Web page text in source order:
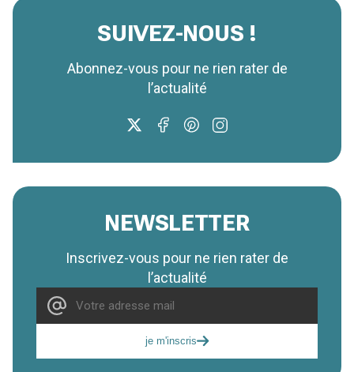
SUIVEZ-NOUS !
Abonnez-vous pour ne rien rater de
l’actualité
NEWSLETTER
Inscrivez-vous pour ne rien rater de
l’actualité
je m'inscris